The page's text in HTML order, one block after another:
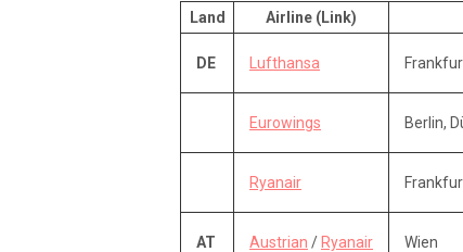
Land Airline (Link)
DE Lufthansa
Eurowings Berlin,
Ryanair
AT Austrian / Ryanair Wien